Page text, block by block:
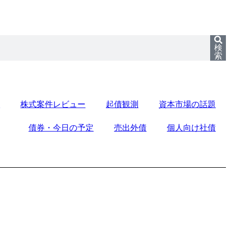
検
索
株式案件レビュー 起債観測 資本市場の話題
債券・今日の予定 売出外債
個人向け社債